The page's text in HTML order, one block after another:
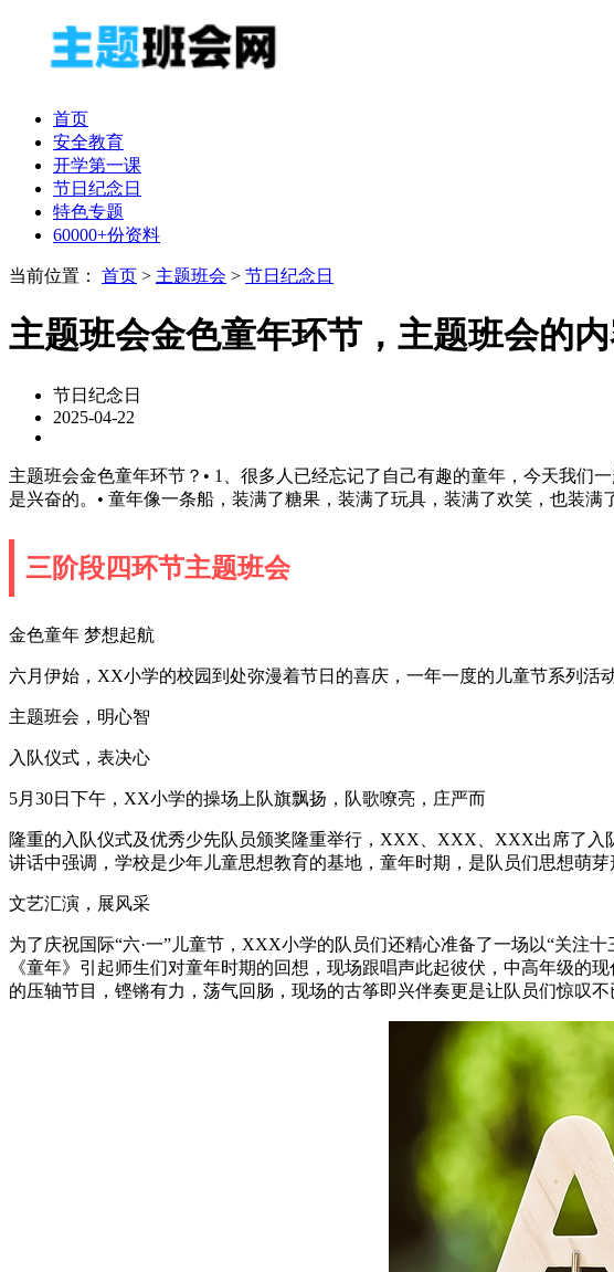
首页
安全教育
开学第一课
节日纪念日
特色专题
60000+份资料
当前位置： 首页 > 主题班会 > 节日纪念日
主题班会金色童年环节，主题班会的
节日纪念日
2025-04-22
主题班会金色童年环节？• 1、很多人已经忘记了自己有趣的童年，今天我们
是兴奋的。• 童年像一条船，装满了糖果，装满了玩具，装满了欢笑，也装
三阶段四环节主题班会
金色童年 梦想起航
六月伊始，XX小学的校园到处弥漫着节日的喜庆，一年一度的儿童节系列活
主题班会，明心智
入队仪式，表决心
5月30日下午，XX小学的操场上队旗飘扬，队歌嘹亮，庄严而
隆重的入队仪式及优秀少先队员颁奖隆重举行，XXX、XXX、XXX出席了
讲话中强调，学校是少年儿童思想教育的基地，童年时期，是队员们思想萌
文艺汇演，展风采
为了庆祝国际“六·一”儿童节，XXX小学的队员们还精心准备了一场以“关注
《童年》引起师生们对童年时期的回想，现场跟唱声此起彼伏，中高年级
的压轴节目，铿锵有力，荡气回肠，现场的古筝即兴伴奏更是让队员们惊叹